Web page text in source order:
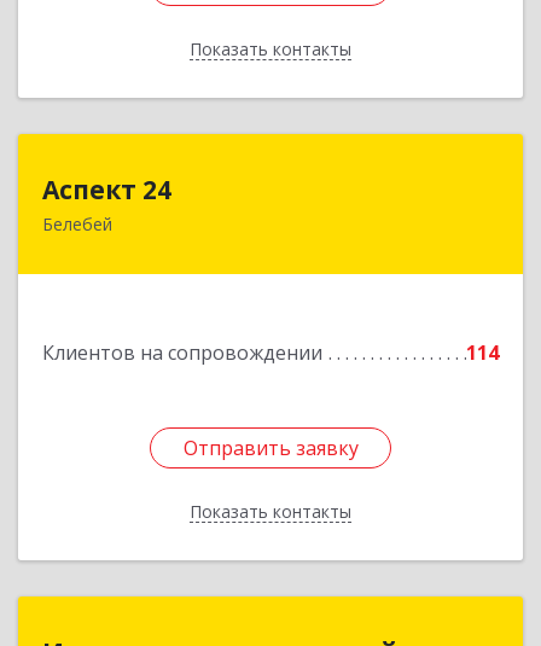
Показать контакты
Назад
Аспект 24
Белебей
Клиентов на сопровождении 114
Отправить заявку
Показать контакты
452000, Башкортостан Респ, Белебей г, им
Отправить заявку
Назад
Инженерно-технический центр